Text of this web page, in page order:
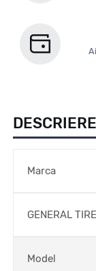
DESCRIERE
Marca
GENERAL TIRE
Model